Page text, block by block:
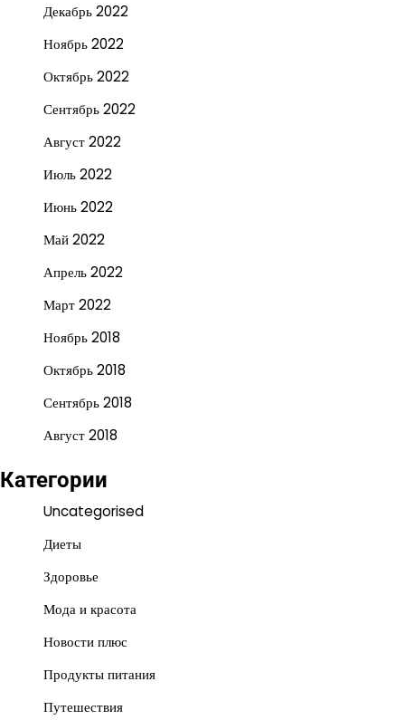
Декабрь 2022
Ноябрь 2022
Октябрь 2022
Сентябрь 2022
Август 2022
Июль 2022
Июнь 2022
Май 2022
Апрель 2022
Март 2022
Ноябрь 2018
Октябрь 2018
Сентябрь 2018
Август 2018
Категории
Uncategorised
Диеты
Здоровье
Мода и красота
Новости плюс
Продукты питания
Путешествия